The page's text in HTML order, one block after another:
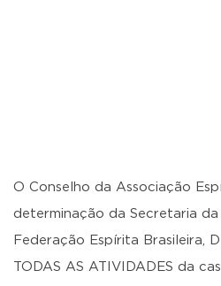
O Conselho da Associação
determinação da Secretaria da
Federação Espírita Brasileira,
TODAS AS ATIVIDADES da